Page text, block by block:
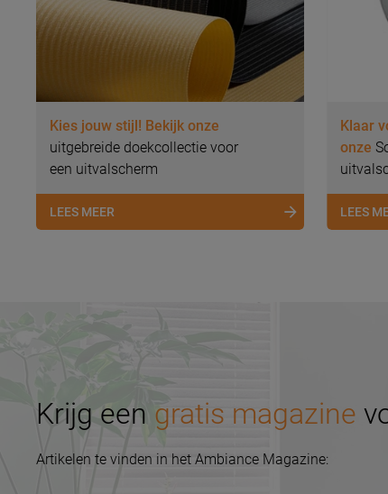
Kies jouw stijl! Bekijk onze
uitgebreide doekcollectie voor
een uitvalscherm
LEES MEER
Klaar
onze
LEES
Krijg een gratis magazine
Artikelen te vinden in het Ambiance Magazine: